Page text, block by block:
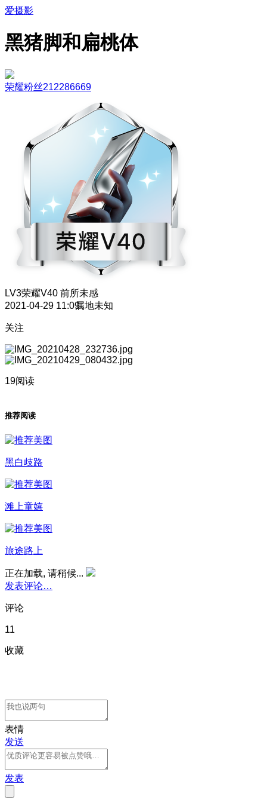
爱摄影
黑猪脚和扁桃体
荣耀粉丝212286669
LV3荣耀V40 前所未感
2021-04-29 11:09属地未知
关注
19阅读
推荐阅读
黑白歧路
滩上童嬉
旅途路上
正在加载, 请稍候...
发表评论…
评论
11
收藏
表情
发送
发表